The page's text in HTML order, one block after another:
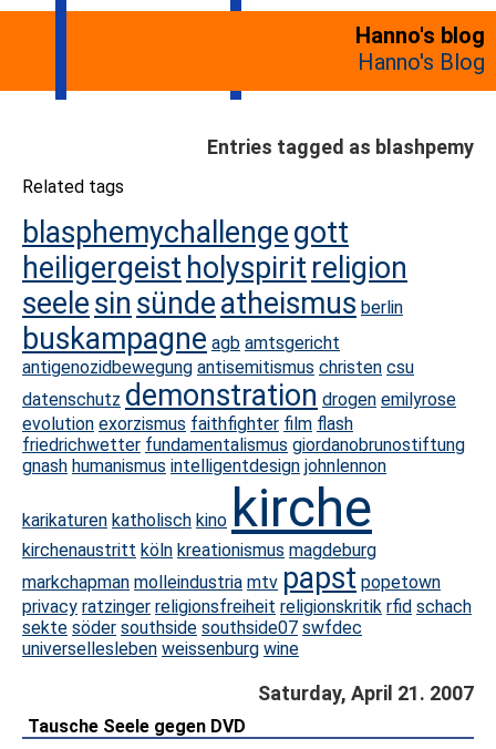
Hanno's blog
Hanno's Blog
Entries tagged as blashpemy
Related tags
blasphemychallengegott
heiligergeist holyspirit religion
seelesin sündeatheismus berlin
buskampagne agb amtsgericht
antigenozidbewegung antisemitismus christen csu
datenschutz demonstration drogen emilyrose
evolution exorzismus faithfighter film flash
friedrichwetter fundamentalismus giordanobrunostiftung
gnash humanismus intelligentdesign johnlennon
karikaturen katholisch kino kirche
kirchenaustritt köln kreationismus magdeburg
markchapman molleindustria mtv papst popetown
privacy ratzinger religionsfreiheit religionskritik rfid schach
sekte söder southside southside07 swfdec
universellesleben weissenburg wine
Saturday, April 21. 2007
Tausche Seele gegen DVD